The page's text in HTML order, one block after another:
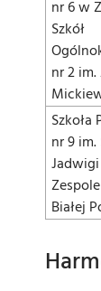
nr 6 w
Szkół
nr 2
nr 9
Białej